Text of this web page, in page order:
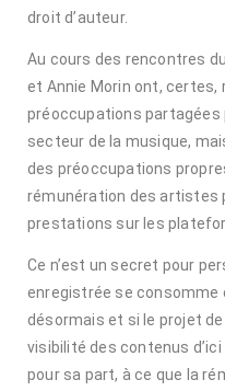
droit d’auteur.
Au cours des rencontres
et Annie Morin ont, certes,
préoccupations partagées
secteur de la musique,
des préoccupations
rémunération des artistes
prestations sur les
Ce n’est un secret pour
enregistrée se consomme
désormais et si le projet
visibilité des contenus
pour sa part, à ce que la